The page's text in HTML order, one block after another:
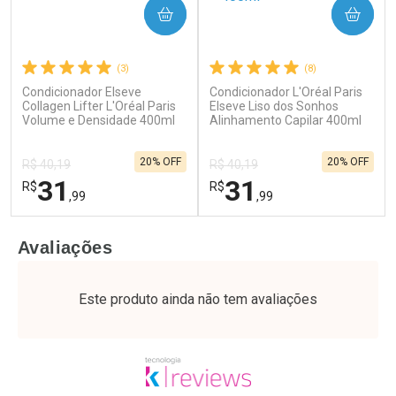
Ativar Desconto
Por R$ 28,79/cada
Comprar sem Desconto
Ativar Desconto
Por R$ 49,89/cada
Comprar sem Desconto
(3)
Condicionador Elseve
Collagen Lifter L'Oréal Paris
Volume e Densidade 400ml
R$ 40,19
R$31 ,99
20% OFF
COMPRAR
Laboratório
Por Menos
(8)
Condicionador L'Oréal Paris
Elseve Liso dos Sonhos
Alinhamento Capilar 400ml
R$ 40,19
R$31 ,99
20% OFF
COMPRAR
Laboratório
Por Menos
Avaliações
Este produto ainda não tem avaliações